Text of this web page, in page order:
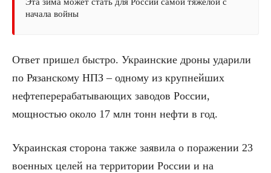
начала войны
Ответ пришел быстро. Украинские дроны ударили
по Рязанскому НПЗ – одному из крупнейших
нефтеперерабатывающих заводов России,
мощностью около 17 млн тонн нефти в год.
Украинская сторона также заявила о поражении 23
военных целей на территории России и на